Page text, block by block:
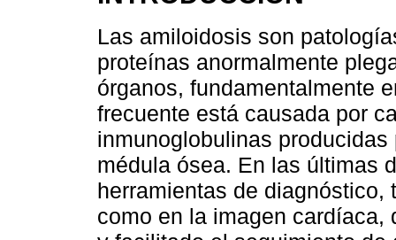
Las amiloidosis son
proteínas anormalmente
órganos, fundamentalmente
frecuente está causada por
inmunoglobulinas
médula ósea. En las últimas
herramientas de
como en la imagen